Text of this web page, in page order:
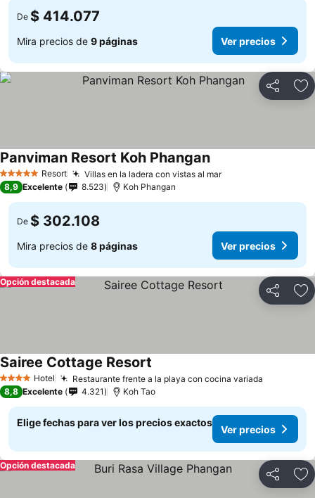
De $ 414.077
Mira precios de 9 páginas Ver precios
Compartir
5 Estrellas Resort Villas en la ladera con vistas al marVer precios
Panviman Resort Koh PhanganVer precios
8,9 Excelente 8.523 Koh Phangan
De $ 302.108
Mira precios de 8 páginas Ver precios
Compartir
Opción destacada
4 EstrellasHotel Restaurante frente a la playa con cocina variada
Sairee Cottage Resort
8,8 Excelente 4.321 Koh Tao
Elige fechas para ver los precios exactos
Ver precios
Compartir
Opción destacada